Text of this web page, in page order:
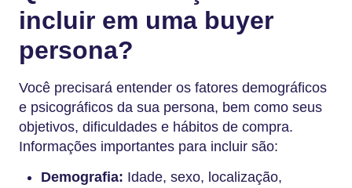
incluir em uma buyer
persona?
Você precisará entender os fatores demográficos
e psicográficos da sua persona, bem como seus
objetivos, dificuldades e hábitos de compra.
Informações importantes para incluir são:
Demografia: Idade, sexo, localização,